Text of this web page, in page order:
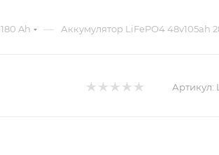
Ah — Аккумулятор LiFePO4 48v105ah
Артикул: